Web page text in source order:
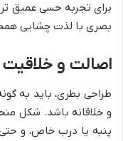
برای تجربه حسی عمیق
بصری با لذت چشایی
اصالت و
طراحی بطری، باید به
و خلاقانه باشد. شکل
پنبه یا درب خاص، و